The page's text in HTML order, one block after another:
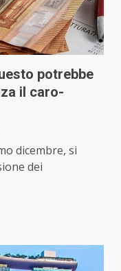
potrebbe
il caro-
dicembre, si
dei